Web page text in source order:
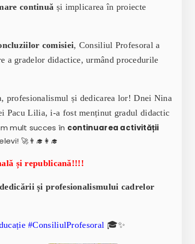
continuă și implicarea în proiecte
comisiei, Consiliul Profesoral a
a gradelor didactice, urmând procedurile
profesionalismul și dedicarea lor! Dnei Nina
Pacu Lilia, i-a fost menținut gradul didactic
mult succes în continuarea activității
🚀👨‍🎓👩‍🎓
și republicană!!!!
și profesionalismului cadrelor
#ConsiliulProfesoral 🎓✨